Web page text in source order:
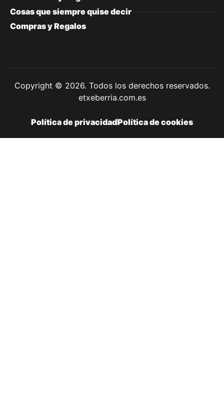
Cosas que siempre quise decir
Compras y Regalos
Copyright © 2026. Todos los derechos reservados.
etxeberria.com.es
Política de privacidadPolítica de cookies